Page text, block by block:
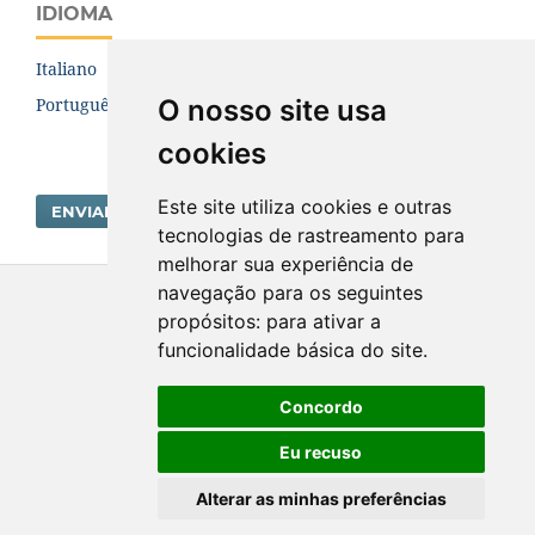
O nosso site usa
cookies
Este site utiliza cookies e outras
tecnologias de rastreamento para
melhorar sua experiência de
navegação para os seguintes
propósitos: para ativar a
funcionalidade básica do site.
Concordo
Eu recuso
Alterar as minhas preferências
IDIOMA
Italiano
Português (Brasil)
ENVIAR SUBMISSÃO
Hidrogeologia. ISSN: 1676-0099